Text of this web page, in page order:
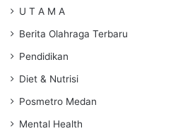
U T A M A
Berita Olahraga Terbaru
Pendidikan
Diet & Nutrisi
Posmetro Medan
Mental Health